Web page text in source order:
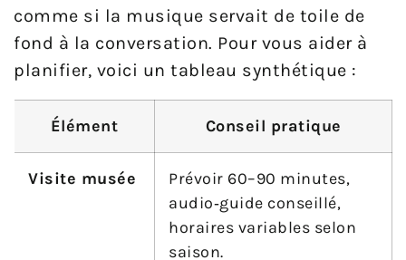
comme si la musique servait de toile de
fond à la conversation. Pour vous aider à
planifier, voici un tableau synthétique :
Élément Conseil pratique
Visite musée
Prévoir 60–90 minutes,
audio‑guide conseillé,
horaires variables selon
saison.